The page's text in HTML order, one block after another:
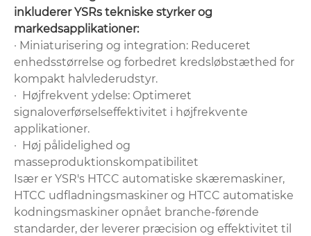
inkluderer YSRs tekniske styrker og
markedsapplikationer:
· ‌Miniaturisering og integration‌: Reduceret
enhedsstørrelse og forbedret kredsløbstæthed for
kompakt halvlederudstyr‌.
· ‌ Højfrekvent ydelse‌: Optimeret
signaloverførselseffektivitet i højfrekvente
applikationer‌.
· ‌ Høj pålidelighed og
masseproduktionskompatibilitet
Især er YSR's ‌HTCC automatiske skæremaskiner‌,
‌HTCC udfladningsmaskiner‌ og ‌HTCC automatiske
kodningsmaskiner‌ opnået branche-førende
standarder, der leverer præcision og effektivitet til